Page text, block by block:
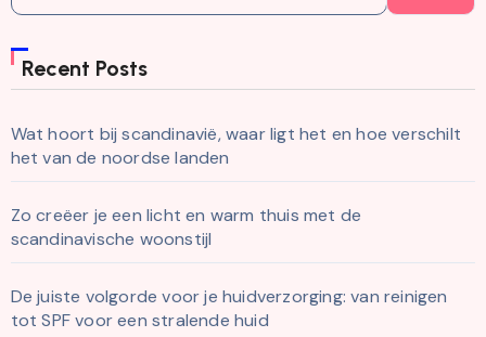
Recent Posts
Wat hoort bij scandinavië, waar ligt het en hoe verschilt
het van de noordse landen
Zo creëer je een licht en warm thuis met de
scandinavische woonstijl
De juiste volgorde voor je huidverzorging: van reinigen
tot SPF voor een stralende huid